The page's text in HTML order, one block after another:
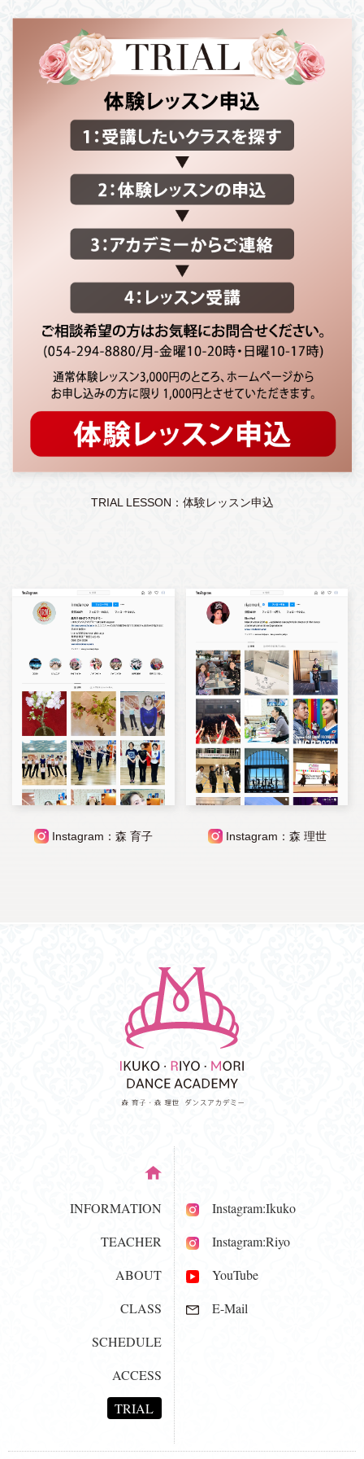
TRIAL LESSON：体験レッスン申込
Instagram：森 育子 Instagram：森 理世
INFORMATION
TEACHER
ABOUT
CLASS
SCHEDULE
ACCESS
TRIAL
Instagram:Ikuko
Instagram:Riyo
YouTube
E-Mail